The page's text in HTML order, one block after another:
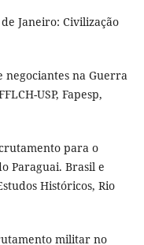
Janeiro: Civilização
negociantes na Guerra
USP, Fapesp,
para o
Paraguai. Brasil e
Históricos, Rio
militar no